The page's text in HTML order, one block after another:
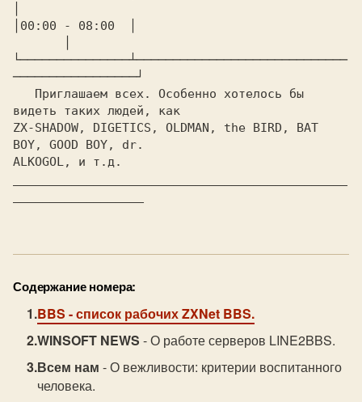
│00:00 - 08:00  │
└───────────────┴─────────────────────────────
─────────────────┘
видеть таких людей, как
ZX-SHADOW, DIGETICS, OLDMAN, the BIRD, BAT
BOY, GOOD BOY, dr.
ALKOGOL, и т.д.
Содержание номера:
BBS - список рабочих ZXNet BBS.
WINSOFT NEWS - О работе серверов LINE2BBS.
Всем нам - О вежливости: критерии воспитанного
человека.